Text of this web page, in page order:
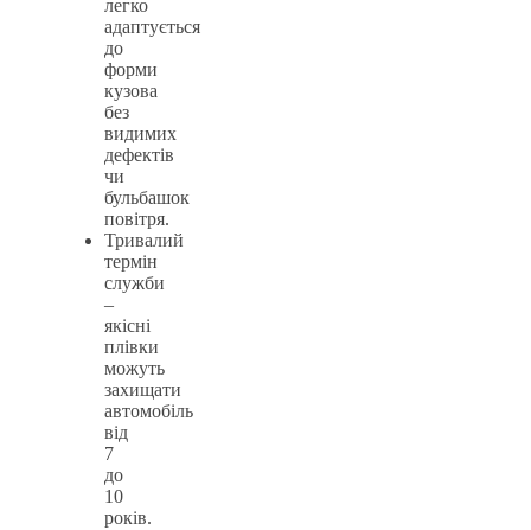
легко
адаптується
до
форми
кузова
без
видимих
дефектів
чи
бульбашок
повітря.
Тривалий
термін
служби
–
якісні
плівки
можуть
захищати
автомобіль
від
7
до
10
років.